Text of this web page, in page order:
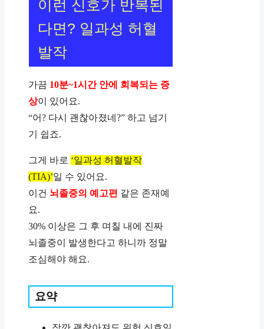
이런 신호가 반복된
다면? 일과성 허혈
발작
가끔 10분~1시간 안에 회복되는 증
상이 있어요.
“어? 다시 괜찮아졌네?” 하고 넘기
기 쉽죠.
그게 바로 ‘일과성 허혈발작
(TIA)’일 수 있어요.
이건 뇌졸중의 예고편 같은 존재예
요.
30% 이상은 그 후 며칠 내에 진짜
뇌졸중이 발생한다고 하니까 정말
조심해야 해요.
요약